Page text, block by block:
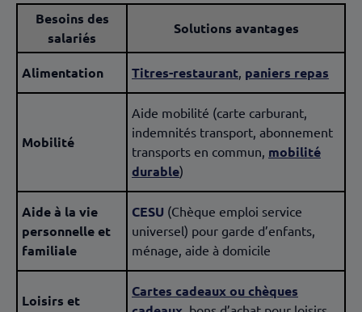
Besoins des
salariés
Solutions avantages
Alimentation Titres-restaurant, paniers repas
Mobilité
Aide mobilité (carte carburant,
indemnités transport, abonnement
transports en commun, mobilité
durable)
Aide à la vie
personnelle et
familiale
CESU (Chèque emploi service
universel) pour garde d’enfants,
ménage, aide à domicile
Loisirs et
Cartes cadeaux ou chèques